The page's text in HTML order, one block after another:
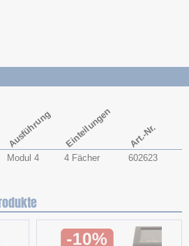
Ausführung Einteilungen Art.-Nr.
Modul 4 4 Fächer 602623